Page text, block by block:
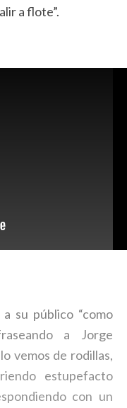
a flote”.
su público “como
a Jorge
vemos de rodillas,
estupefacto
con un